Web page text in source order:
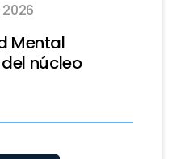
2026
Mental
núcleo